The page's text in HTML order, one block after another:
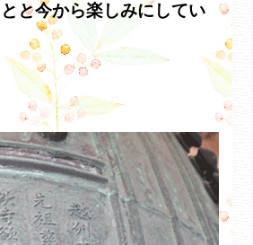
と今から楽しみにしてい